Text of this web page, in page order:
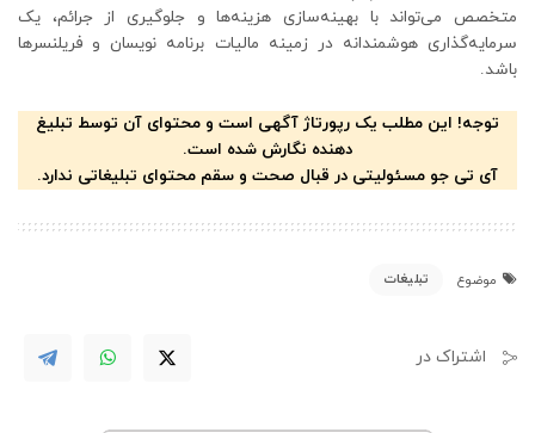
متخصص می‌تواند با بهینه‌سازی هزینه‌ها و جلوگیری از جرائم، یک
سرمایه‌گذاری هوشمندانه در زمینه مالیات برنامه نویسان و فریلنسرها
باشد.
توجه! این مطلب یک رپورتاژ آگهی است و محتوای آن توسط تبلیغ
دهنده نگارش شده است.
آی تی جو مسئولیتی در قبال صحت و سقم محتوای تبلیغاتی ندارد.
موضوع تبلیغات
اشتراک در